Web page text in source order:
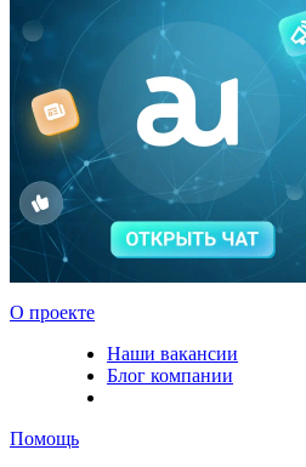
О проекте
Наши вакансии
Блог компании
Помощь